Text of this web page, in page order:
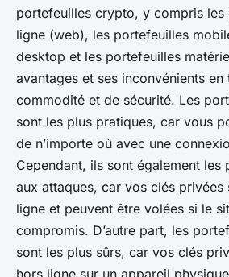
portefeuilles crypto, y compris les
ligne (web), les portefeuilles
desktop et les portefeuilles
avantages et ses inconvénients en
commodité et de sécurité. Les
sont les plus pratiques, car vous
de n’importe où avec une
Cependant, ils sont également les
aux attaques, car vos clés privées
ligne et peuvent être volées si le
compromis. D’autre part, les
sont les plus sûrs, car vos clés
hors ligne sur un appareil